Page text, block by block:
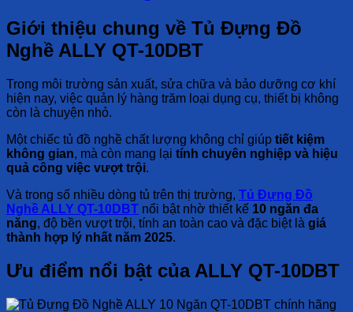
Giới thiệu chung về Tủ Đựng Đồ
Nghề ALLY QT-10DBT
Trong môi trường sản xuất, sửa chữa và bảo dưỡng cơ khí
hiện nay, việc quản lý hàng trăm loại dụng cụ, thiết bị không
còn là chuyện nhỏ.
Một chiếc tủ đồ nghề chất lượng không chỉ giúp tiết kiệm
không gian, mà còn mang lại tính chuyên nghiệp và hiệu
quả công việc vượt trội.
Và trong số nhiều dòng tủ trên thị trường, Tủ Đựng Đồ
Nghề ALLY QT-10DBT nổi bật nhờ thiết kế 10 ngăn đa
năng, độ bền vượt trội, tính an toàn cao và đặc biệt là giá
thành hợp lý nhất năm 2025.
Ưu điểm nổi bật của ALLY QT-10DBT